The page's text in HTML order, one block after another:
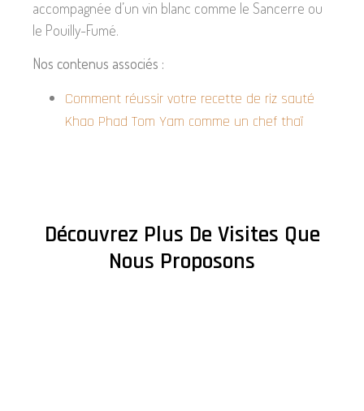
accompagnée d’un vin blanc comme le Sancerre ou
le Pouilly-Fumé.
Nos contenus associés :
Comment réussir votre recette de riz sauté
Khao Phad Tom Yam comme un chef thaï
Découvrez Plus De Visites Que
Nous Proposons